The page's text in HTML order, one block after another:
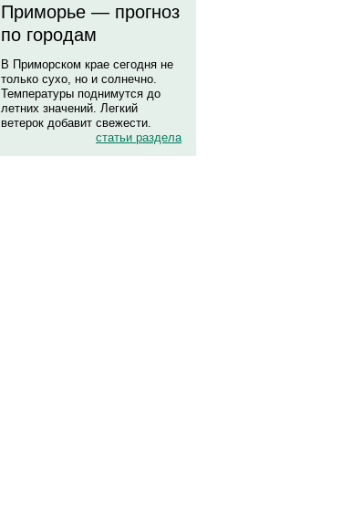
Приморье — прогноз
по городам
В Приморском крае сегодня не
только сухо, но и солнечно.
Температуры поднимутся до
летних значений. Легкий
ветерок добавит свежести.
статьи раздела